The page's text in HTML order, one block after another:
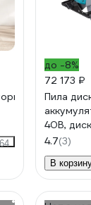
Makita
до -8%
72 173 ₽
Пила
40В,
158/
4.7(3)
В